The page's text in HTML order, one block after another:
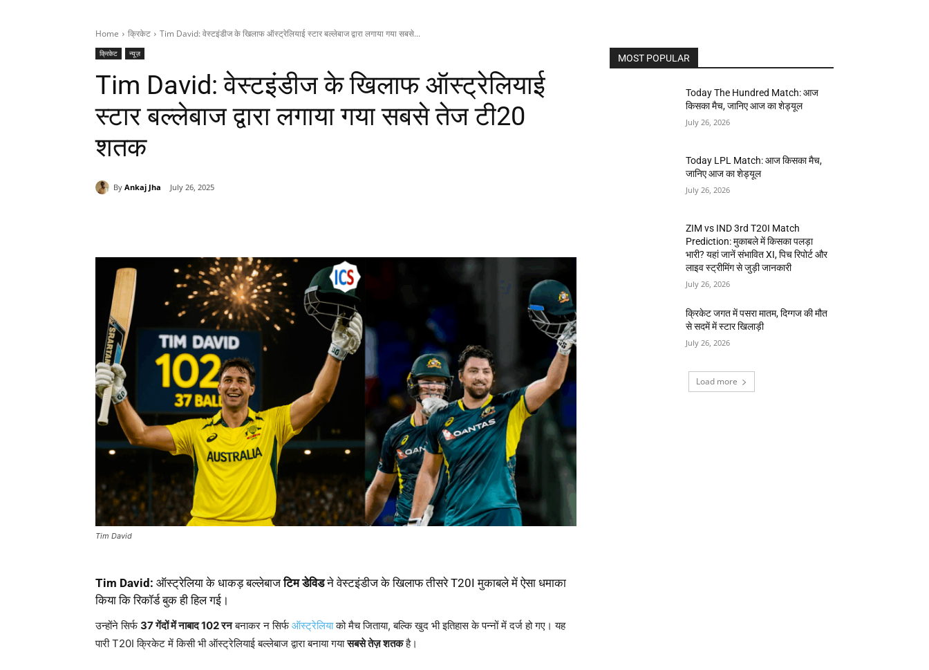
Home क्रिकेट Tim David: वेस्टइंडीज के खिलाफ ऑस्ट्रेलियाई स्टार बल्लेबाज द्वारा लगाया गया सबसे...
क्रिकेट न्यूज़
Tim David: वेस्टइंडीज के खिलाफ ऑस्ट्रेलियाई
स्टार बल्लेबाज द्वारा लगाया गया सबसे तेज टी20
शतक
By Ankaj Jha July 26, 2025
Tim David
Tim David: ऑस्ट्रेलिया के धाकड़ बल्लेबाजटिम डेविडने वेस्टइंडीज के खिलाफ तीसरे T20I मुकाबले में ऐसा धमाका
किया कि रिकॉर्ड बुक ही हिल गई।
उन्होंने सिर्फ 37गेंदों में नाबाद 102रनबनाकर न सिर्फऑस्ट्रेलियाको मैच जिताया, बल्कि खुद भी इतिहास के पन्नों में दर्ज हो गए। यह
पारी T20I क्रिकेट में किसी भी ऑस्ट्रेलियाई बल्लेबाज द्वारा बनाया गयासबसे तेज़ शतकहै।
MOST POPULAR
Today The Hundred Match: आज
किसका मैच, जानिए आज का शेड्यूल
July 26, 2026
Today LPL Match: आज किसका मैच,
जानिए आज का शेड्यूल
July 26, 2026
ZIM vs IND 3rd T20I Match
Prediction: मुकाबले में किसका पलड़ा
भारी? यहां जानें संभावित XI, पिच रिपोर्ट और
लाइव स्ट्रीमिंग से जुड़ी जानकारी
July 26, 2026
क्रिकेट जगत में पसरा मातम, दिग्गज की मौत
से सदमें में स्टार खिलाड़ी
July 26, 2026
Load more